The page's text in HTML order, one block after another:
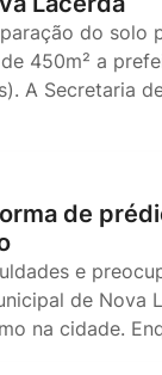
do solo
450m² a
A Secretaria
de
e
de Nova
na cidade.